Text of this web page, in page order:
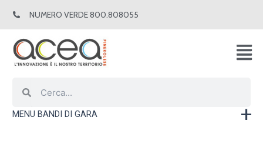
NUMERO VERDE 800.808055
MENU BANDI DI GARA